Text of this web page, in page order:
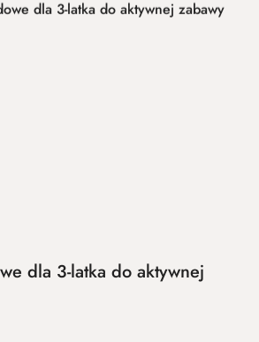
dla 3-latka do aktywnej